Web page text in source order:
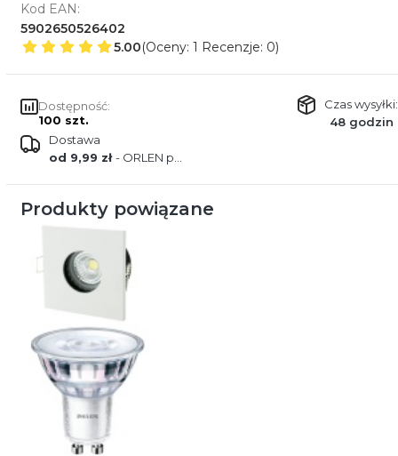
Kod EAN:
5902650526402
5.00(Oceny: 1 Recenzje: 0)
Dostępność:
100 szt.
Czas wysyłki:
48 godzin
Dostawa
od 9,99 zł- ORLEN paczka
Produkty powiązane